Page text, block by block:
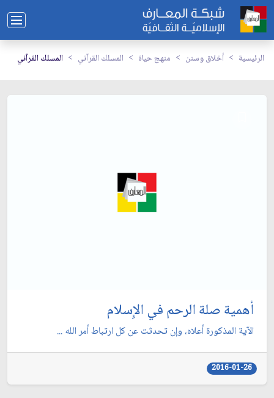
الرئيسية أخلاق وسنن منهج حياة المسلك القرآني المسلك القرآني
أهمية صلة الرحم في الإِسلام
الآية المذكورة أعلاه، وإن تحدثت عن كل ارتباط أمر الله ...
2016-01-26